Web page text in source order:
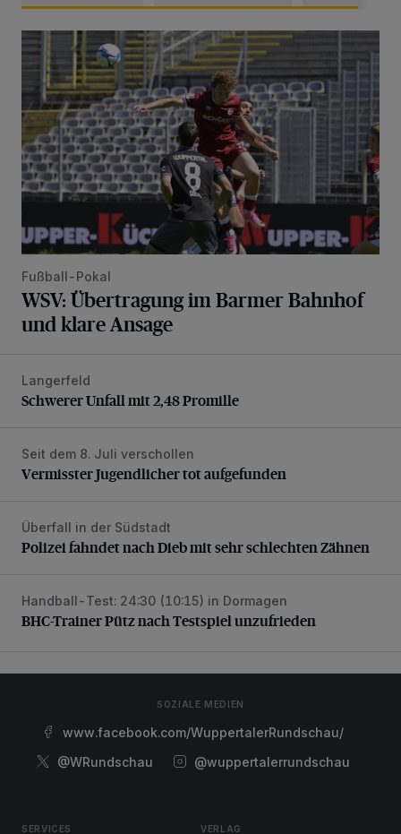
WSV: Übertragung im Barmer Bahnhof und klare Ansage
Fußball-Pokal
WSV: Übertragung im Barmer Bahnhof
und klare Ansage
Schwerer Unfall mit 2,48 Promille
Langerfeld
Schwerer Unfall mit 2,48 Promille
Vermisster Jugendlicher tot aufgefunden
Seit dem 8. Juli verschollen
Vermisster Jugendlicher tot aufgefunden
Polizei fahndet nach Dieb mit sehr schlechten Zähnen
Überfall in der Südstadt
Polizei fahndet nach Dieb mit sehr schlechten Zähnen
BHC-Trainer Pütz nach Testspiel unzufrieden
Handball-Test: 24:30 (10:15) in Dormagen
BHC-Trainer Pütz nach Testspiel unzufrieden
SOZIALE MEDIEN
www.facebook.com/WuppertalerRundschau/
@WRundschau
@wuppertalerrundschau
SERVICES VERLAG